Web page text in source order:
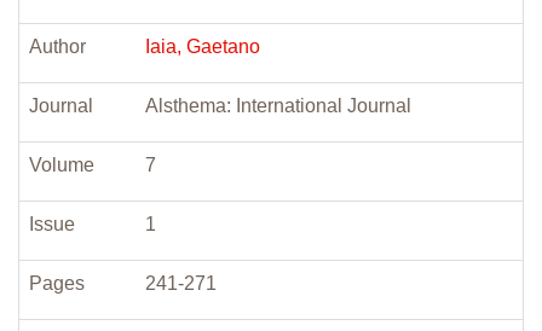
Author Iaia, Gaetano
Journal Alsthema: International Journal
Volume 7
Issue 1
Pages 241-271